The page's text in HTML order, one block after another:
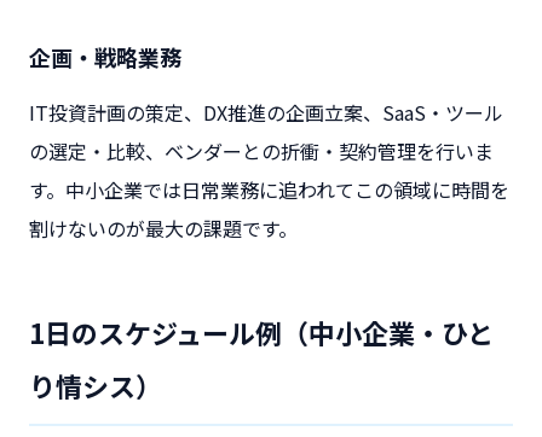
企画・戦略業務
IT投資計画の策定、DX推進の企画立案、SaaS・ツール
の選定・比較、ベンダーとの折衝・契約管理を行いま
す。中小企業では日常業務に追われてこの領域に時間を
割けないのが最大の課題です。
1日のスケジュール例（中小企業・ひと
り情シス）